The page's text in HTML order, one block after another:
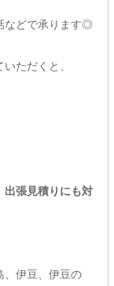
などで承ります◎
ただくと、
出張見積りにも対
、伊豆、伊豆の